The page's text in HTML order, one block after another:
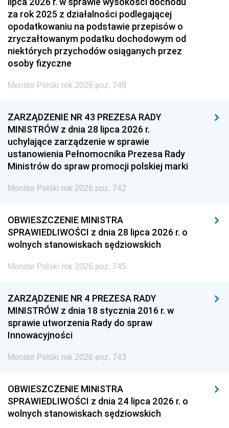
za rok 2025 z działalności podlegającej
opodatkowaniu na podstawie przepisów o
zryczałtowanym podatku dochodowym od
niektórych przychodów osiąganych przez
osoby fizyczne
Monitor Polski rok 2026 poz. 748
ZARZĄDZENIE NR 43 PREZESA RADY
MINISTRÓW z dnia 28 lipca 2026 r.
uchylające zarządzenie w sprawie
ustanowienia Pełnomocnika Prezesa Rady
Ministrów do spraw promocji polskiej marki
Monitor Polski rok 2026 poz. 742
OBWIESZCZENIE MINISTRA
SPRAWIEDLIWOŚCI z dnia 28 lipca 2026 r. o
wolnych stanowiskach sędziowskich
Monitor Polski rok 2026 poz. 745
ZARZĄDZENIE NR 4 PREZESA RADY
MINISTRÓW z dnia 18 stycznia 2016 r. w
sprawie utworzenia Rady do spraw
Innowacyjności
Monitor Polski rok 2026 poz. 743
OBWIESZCZENIE MINISTRA
SPRAWIEDLIWOŚCI z dnia 24 lipca 2026 r. o
wolnych stanowiskach sędziowskich